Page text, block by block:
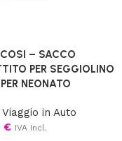
– SACCO
PER SEGGIOLINO
NEONATO
Viaggio in Auto
€ IVA Incl.